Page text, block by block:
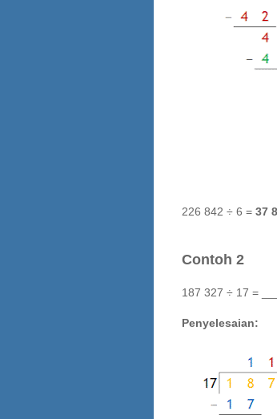
226 842 ÷ 6 = 37
Contoh 2
187 327 ÷ 17 =
Penyelesaian: